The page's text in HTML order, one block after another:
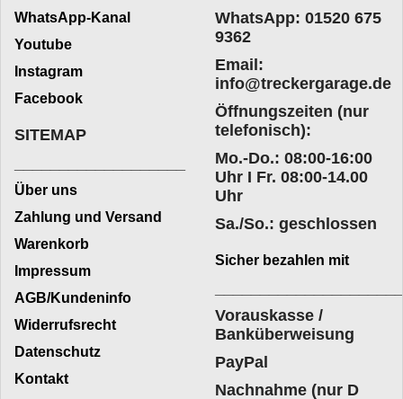
WhatsApp-Kanal
Youtube
Instagram
Facebook
WhatsApp: 01520 675
9362
Email:
info@treckergarage.de
Öffnungszeiten (nur
telefonisch):
Mo.-Do.: 08:00-16:00
Uhr I Fr. 08:00-14.00
Uhr
Sa./So.: geschlossen
SITEMAP
Über uns
Zahlung und Versand
Warenkorb
Impressum
AGB/Kundeninfo
Widerrufsrecht
Datenschutz
Kontakt
Sicher bezahlen mit
Vorauskasse /
Banküberweisung
PayPal
Nachnahme (nur D